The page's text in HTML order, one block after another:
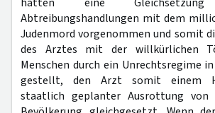
Abtreibungshandlungen mit dem
Judenmord vorgenommen und somit
des Arztes mit der willkürlichen
Menschen durch ein Unrechtsregime
gestellt, den Arzt somit einem
staatlich geplanter Ausrottung von